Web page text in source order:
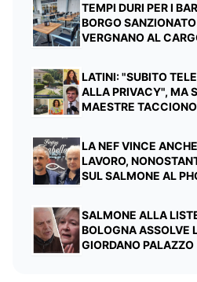
TEMPI DURI PER I
BORGO
VERGNANO AL
LATINI: "SUBITO
ALLA PRIVACY", MA
MAESTRE TACCIONO
LA NEF VINCE
LAVORO,
SUL SALMONE AL
SALMONE ALLA
BOLOGNA ASSOLVE
GIORDANO PALAZZO